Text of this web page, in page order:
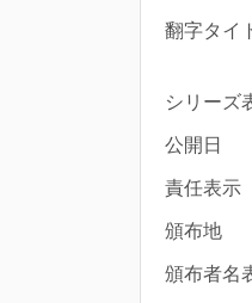
翻字タイ
シリーズ
公開日
責任表示
頒布地
頒布者名